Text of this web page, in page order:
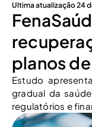
Ultima atualização 24
planos
Estudo
gradual da
regulatórios e